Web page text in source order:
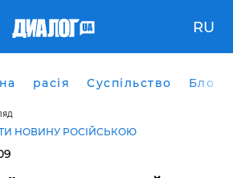
RU
расія Суспільство Блоги
НОВИНУ РОСІЙСЬКОЮ